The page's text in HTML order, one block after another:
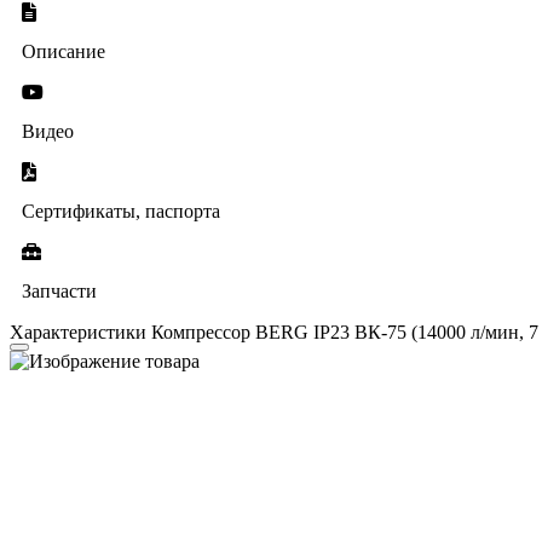
Описание
Видео
Сертификаты, паспорта
Запчасти
Характеристики Компрессор BERG IP23 ВК-75 (14000 л/мин, 7